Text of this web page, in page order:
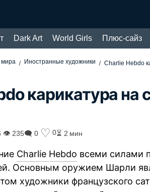
Dark Art World Girls Плюс-сайз
мира Иностранные художники Charlie Hebdo
карикатура на
👁 235🗨 0 ♡ 0⏳ 2 мин
Charlie Hebdo всеми силами
Основным оружием Шарли
художники французского